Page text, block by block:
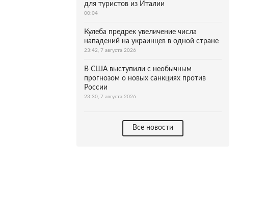
для туристов из Италии
00:04
Кулеба предрек увеличение числа
нападений на украинцев в одной стране
23:42, 7 августа 2026
В США выступили с необычным
прогнозом о новых санкциях против
России
23:30, 7 августа 2026
Все новости